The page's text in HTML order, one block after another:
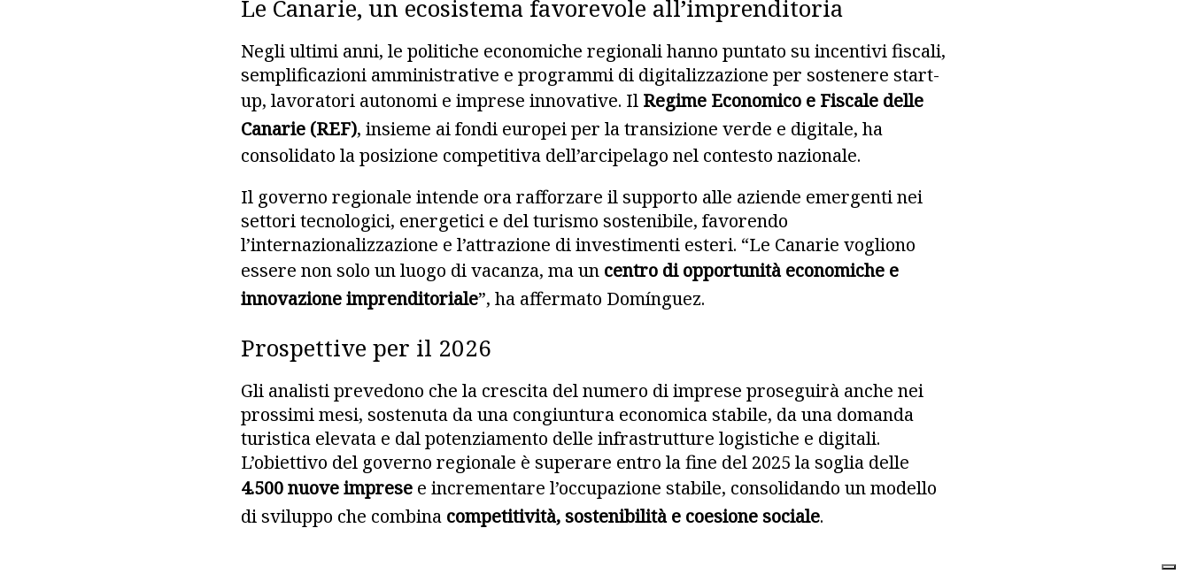
Le Canarie, un ecosistema favorevole all’imprenditoria
Negli ultimi anni, le politiche economiche regionali hanno puntato su incentivi fiscali,
semplificazioni amministrative e programmi di digitalizzazione per sostenere start-
up, lavoratori autonomi e imprese innovative. Il Regime Economico e Fiscale delle
Canarie (REF), insieme ai fondi europei per la transizione verde e digitale, ha
consolidato la posizione competitiva dell’arcipelago nel contesto nazionale.
Il governo regionale intende ora rafforzare il supporto alle aziende emergenti nei
settori tecnologici, energetici e del turismo sostenibile, favorendo
l’internazionalizzazione e l’attrazione di investimenti esteri. “Le Canarie vogliono
essere non solo un luogo di vacanza, ma un centro di opportunità economiche e
innovazione imprenditoriale”, ha affermato Domínguez.
Prospettive per il 2026
Gli analisti prevedono che la crescita del numero di imprese proseguirà anche nei
prossimi mesi, sostenuta da una congiuntura economica stabile, da una domanda
turistica elevata e dal potenziamento delle infrastrutture logistiche e digitali.
L’obiettivo del governo regionale è superare entro la fine del 2025 la soglia delle
4.500 nuove imprese e incrementare l’occupazione stabile, consolidando un modello
di sviluppo che combina competitività, sostenibilità e coesione sociale.